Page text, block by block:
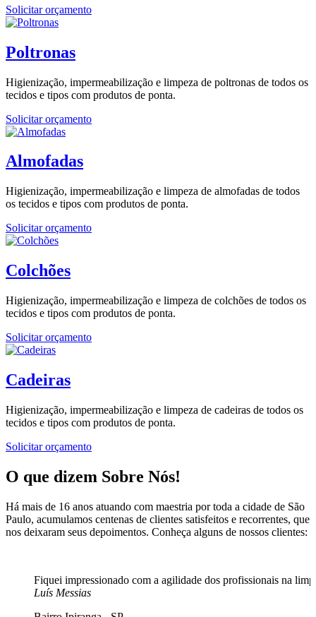
Solicitar orçamento
Poltronas
Higienização, impermeabilização e limpeza de poltronas de todos os
tecidos e tipos com produtos de ponta.
Solicitar orçamento
Almofadas
Higienização, impermeabilização e limpeza de almofadas de todos
os tecidos e tipos com produtos de ponta.
Solicitar orçamento
Colchões
Higienização, impermeabilização e limpeza de colchões de todos os
tecidos e tipos com produtos de ponta.
Solicitar orçamento
Cadeiras
Higienização, impermeabilização e limpeza de cadeiras de todos os
tecidos e tipos com produtos de ponta.
Solicitar orçamento
O que dizem Sobre Nós!
Há mais de 16 anos atuando com maestria por toda a cidade de São
Paulo, acumulamos centenas de clientes satisfeitos e recorrentes, que
nos deixaram seus depoimentos. Conheça alguns de nossos clientes:
Fiquei impressionado com a agilidade dos profissionais na
Luís Messias